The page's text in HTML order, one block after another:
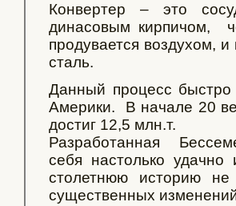
Конвертер – это
динасовым кирпичом,
продувается воздухом,
сталь.
Данный процесс
Америки. В начале 20
достиг 12,5 млн.т.
Разработанная
себя настолько
столетнюю историю не
существенных